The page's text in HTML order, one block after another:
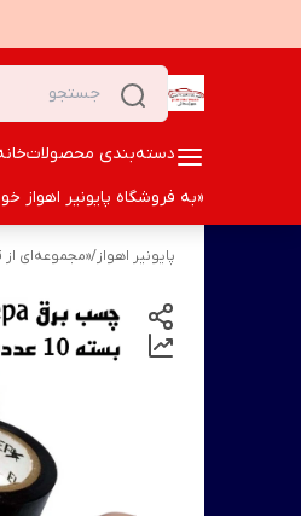
دسته‌بندی محصولات
«به فروشگاه پایونیر
پایونیر اهواز/«مجموعه‌ای از